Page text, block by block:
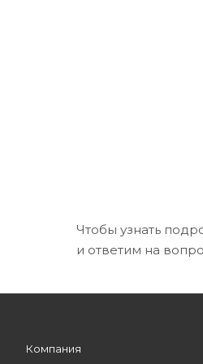
Чтобы узнать
и ответим на
Компания